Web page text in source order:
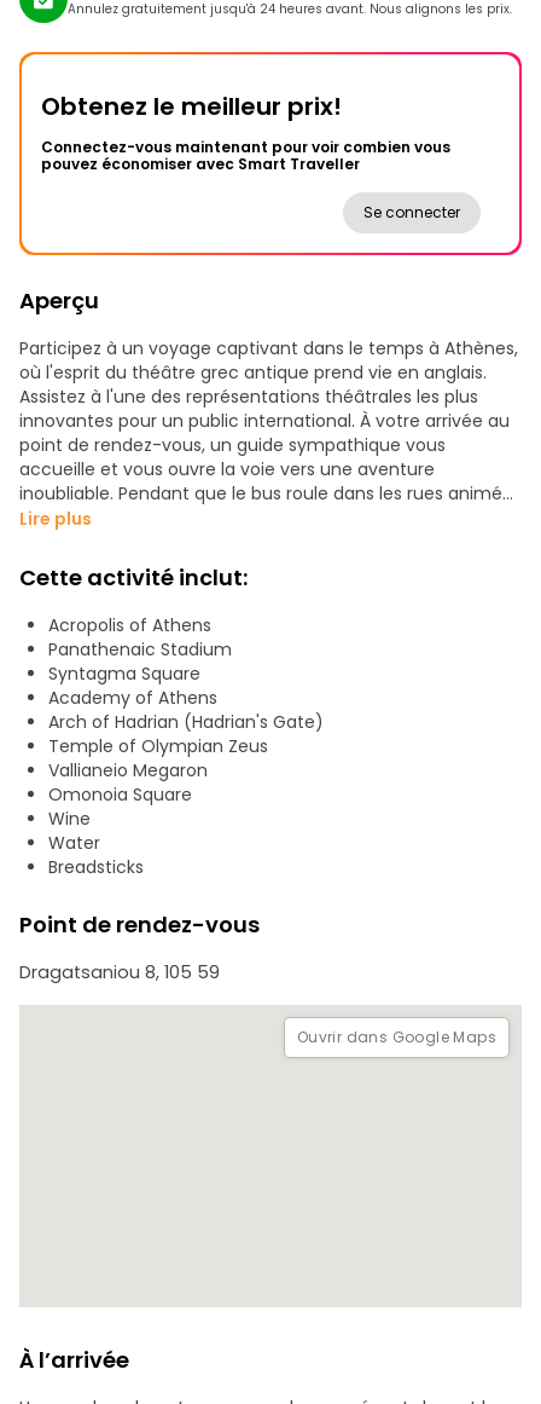
Annulez gratuitement jusqu'à 24 heures avant. Nous alignons les prix.
Obtenez le meilleur prix!
Connectez-vous maintenant pour voir combien vous
pouvez économiser avec Smart Traveller
Se connecter
Aperçu
Participez à un voyage captivant dans le temps à Athènes,
où l'esprit du théâtre grec antique prend vie en anglais.
Assistez à l'une des représentations théâtrales les plus
innovantes pour un public international. À votre arrivée au
point de rendez-vous, un guide sympathique vous
accueille et vous ouvre la voie vers une aventure
inoubliable. Pendant que le bus roule dans les rues animées
d'Athènes, vous apprendrez des détails fascinants sur les
vous racontera des histoires fascinantes sur le passé
antique d'Athènes, ce qui vous permettra de mieux
comprendre son riche patrimoine culturel. Vous voyagerez
à travers des siècles d'histoire, de l'époque grandiose de
l'ancien empire athénien à la ville vibrante d'aujourd'hui.
Préparez-vous à être hypnotisé par un acteur talentueux
qui interprète sous vos yeux des extraits de pièces de
théâtre grecques mondialement connues, tout en étant
assis dans le confort d'un bus moderne. Vous pourrez
assister à la représentation, découvrir les merveilles
archéologiques de la ville et faire l'expérience du mélange
de l'ancien et du moderne dans le berceau de la
civilisation occidentale.
Lire plus
Cette activité inclut:
Acropolis of Athens
Panathenaic Stadium
Syntagma Square
Academy of Athens
Arch of Hadrian (Hadrian's Gate)
Temple of Olympian Zeus
Vallianeio Megaron
Omonoia Square
Wine
Water
Breadsticks
Point de rendez-vous
Dragatsaniou 8, 105 59
Ouvrir dans Google Maps
À l’arrivée